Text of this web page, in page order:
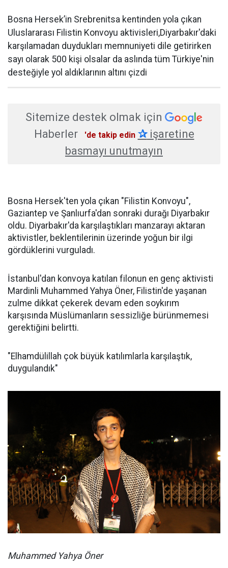
Bosna Hersek’in Srebrenitsa kentinden yola çıkan
Uluslararası Filistin Konvoyu aktivisleri,Diyarbakır'daki
karşılamadan duydukları memnuniyeti dile getirirken
sayı olarak 500 kişi olsalar da aslında tüm Türkiye'nin
desteğiyle yol aldıklarının altını çizdi
Sitemize destek olmak için
Haberler
'de takip edin ✰işaretine
basmayı unutmayın
Bosna Hersek'ten yola çıkan "Filistin Konvoyu",
Gaziantep ve Şanlıurfa'dan sonraki durağı Diyarbakır
oldu. Diyarbakır'da karşılaştıkları manzarayı aktaran
aktivistler, beklentilerinin üzerinde yoğun bir ilgi
gördüklerini vurguladı.
İstanbul'dan konvoya katılan filonun en genç aktivisti
Mardinli Muhammed Yahya Öner, Filistin'de yaşanan
zulme dikkat çekerek devam eden soykırım
karşısında Müslümanların sessizliğe bürünmemesi
gerektiğini belirtti.
"Elhamdülillah çok büyük katılımlarla karşılaştık,
duygulandık"
Muhammed Yahya Öner